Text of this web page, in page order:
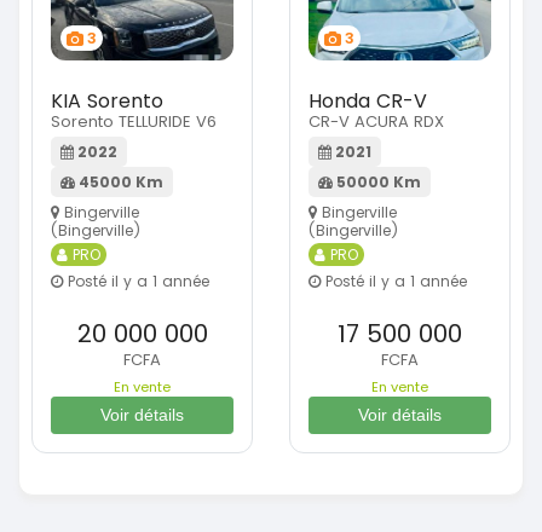
3
KIA Sorento
Sorento TELLURIDE V6
2022
45000 Km
Bingerville
(Bingerville)
PRO
Posté il y a 1 année
20 000 000
FCFA
En vente
Voir détails
3
Honda CR-V
CR-V ACURA RDX
2021
50000 Km
Bingerville
(Bingerville)
PRO
Posté il y a 1 année
17 500 000
FCFA
En vente
Voir détails